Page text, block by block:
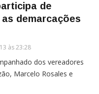
de
demarcações
às 23:28
dos vereadores
Marcelo Rosales e